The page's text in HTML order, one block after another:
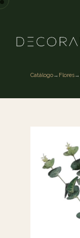
Catálogo→ Flores→